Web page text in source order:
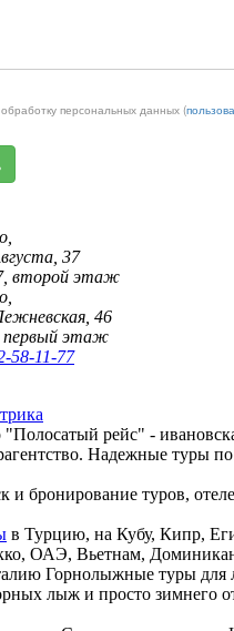
37
второй этаж
46
первый этаж
58-11-77
"Полосатый рейс" -
Надежные туры
и бронирование туров,
в Турцию, на Кубу, Кипр,
ОАЭ, Вьетнам,
Горнолыжные туры для
лыж и просто зимнего